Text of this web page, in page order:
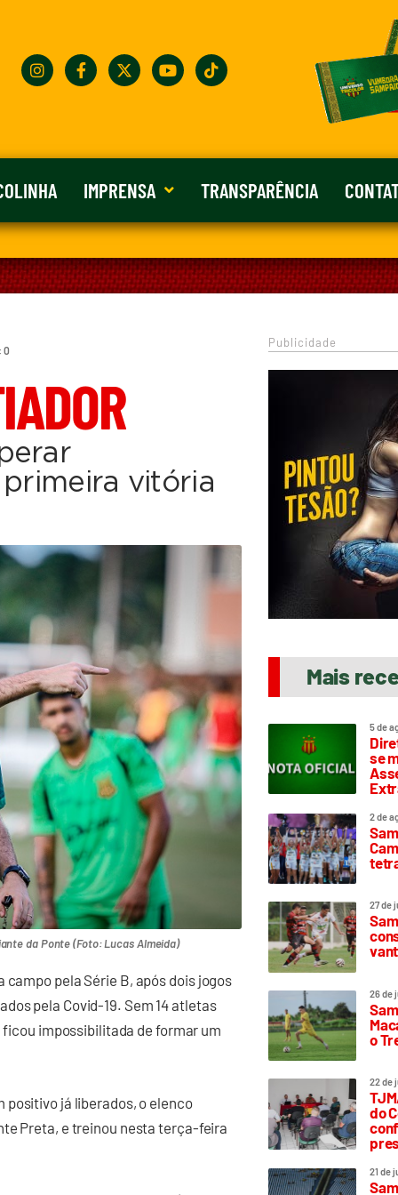
IMPRENSA TRANSPARÊNCIA
0
vitória
da Ponte (Foto: Lucas Almeida)
campo pela Série B, após dois jogos
pela Covid-19. Sem 14 atletas
impossibilitada de formar um
positivo já liberados, o elenco
Preta, e treinou nesta terça-feira
Publicidade
Mais
5 de
se
2 de
27 de
26 de
o
22 de
do
21 de